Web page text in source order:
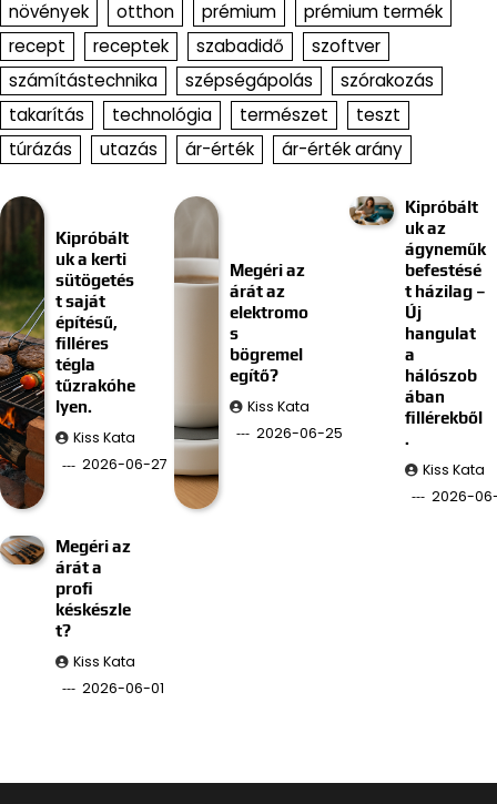
növények
otthon prémium
prémium termék
recept
receptek szabadidő
szoftver
számítástechnika
szépségápolás
szórakozás
takarítás
technológia természet
teszt
túrázás
utazás ár-érték ár-érték arány
Kipróbált
uk a kerti
sütögetés
t saját
építésű,
filléres
tégla
tűzrakóhe
lyen.
Kiss Kata
2026-06-27
Megéri az
árát az
elektromo
s
bögremel
egítő?
Kiss Kata
2026-06-25
Kipróbált
uk az
ágyneműk
befestésé
t házilag –
Új
hangulat
a
hálószob
ában
fillérekből
.
Kiss Kata
2026-
Megéri az
árát a
profi
késkészle
t?
Kiss Kata
2026-06-01